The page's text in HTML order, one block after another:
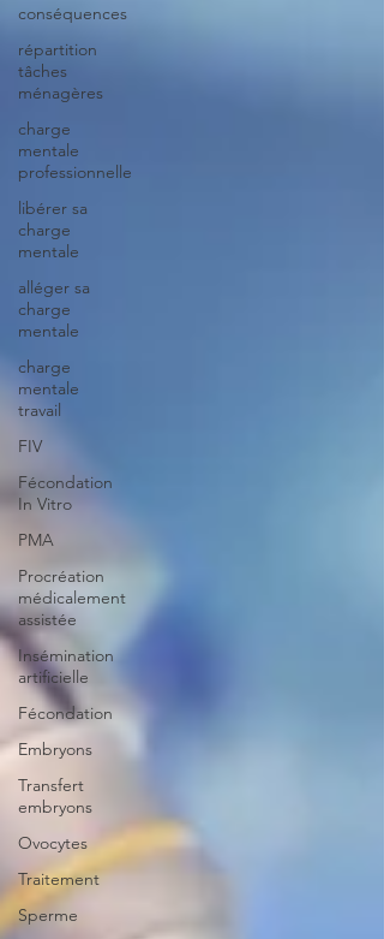
conséquences
répartition
tâches
ménagères
charge
mentale
professionnelle
libérer sa
charge
mentale
alléger sa
charge
mentale
charge
mentale
travail
FIV
Fécondation
In Vitro
PMA
Procréation
médicalement
assistée
Insémination
artificielle
Fécondation
Embryons
Transfert
embryons
Ovocytes
Traitement
Sperme